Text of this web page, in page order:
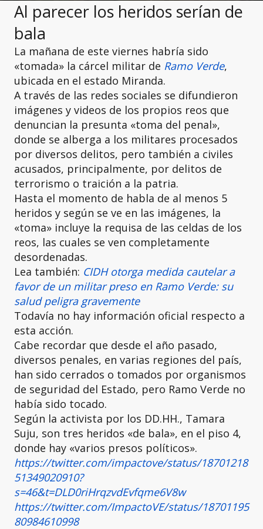
Al parecer los heridos serían de
bala
La mañana de este viernes habría sido
«tomada» la cárcel militar de Ramo Verde,
ubicada en el estado Miranda.
A través de las redes sociales se difundieron
imágenes y videos de los propios reos que
denuncian la presunta «toma del penal»,
donde se alberga a los militares procesados
por diversos delitos, pero también a civiles
acusados, principalmente, por delitos de
terrorismo o traición a la patria.
Hasta el momento de habla de al menos 5
heridos y según se ve en las imágenes, la
«toma» incluye la requisa de las celdas de los
reos, las cuales se ven completamente
desordenadas.
Lea también: CIDH otorga medida cautelar a
favor de un militar preso en Ramo Verde: su
salud peligra gravemente
Todavía no hay información oficial respecto a
esta acción.
Cabe recordar que desde el año pasado,
diversos penales, en varias regiones del país,
han sido cerrados o tomados por organismos
de seguridad del Estado, pero Ramo Verde no
había sido tocado.
Según la activista por los DD.HH., Tamara
Suju, son tres heridos «de bala», en el piso 4,
donde hay «varios presos políticos».
https://twitter.com/impactove/status/18701218
51349020910?
s=46&t=DLD0riHrqzvdEvfqme6V8w
https://twitter.com/ImpactoVE/status/18701195
80984610998